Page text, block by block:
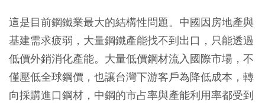
這是目前鋼鐵業最大的結構性問題。中國因房地產與
基建需求疲弱，大量鋼鐵產能找不到出口，只能透過
低價外銷消化產能。大量低價鋼材流入國際市場，不
僅壓低全球鋼價，也讓台灣下游客戶為降低成本，轉
向採購進口鋼材，中鋼的市占率與產能利用率都受到